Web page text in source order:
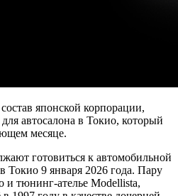
японской корпорации,
автосалона в Токио, который
месяце.
готовиться к автомобильной
Токио 9 января 2026 года. Пару
и тюнинг-ателье Modellista,